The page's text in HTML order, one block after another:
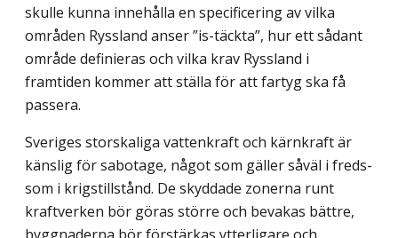
skulle kunna innehålla en specificering av vilka
områden Ryssland anser ”is-täckta”, hur ett sådant
område definieras och vilka krav Ryssland i
framtiden kommer att ställa för att fartyg ska få
passera.
Sveriges storskaliga vattenkraft och kärnkraft är
känslig för sabotage, något som gäller såväl i freds-
som i krigstillstånd. De skyddade zonerna runt
kraftverken bör göras större och bevakas bättre,